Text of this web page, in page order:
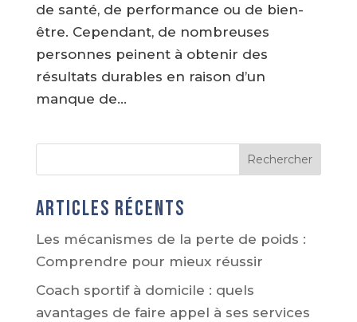
de santé, de performance ou de bien-
être. Cependant, de nombreuses
personnes peinent à obtenir des
résultats durables en raison d’un
manque de...
Rechercher
Articles récents
Les mécanismes de la perte de poids :
Comprendre pour mieux réussir
Coach sportif à domicile : quels
avantages de faire appel à ses services